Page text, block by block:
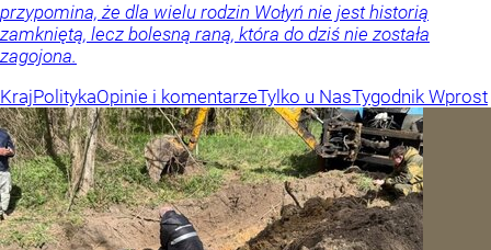
przypomina, że dla wielu rodzin Wołyń nie jest historią
zamkniętą, lecz bolesną raną, która do dziś nie została
zagojona.
KrajPolitykaOpinie i komentarzeTylko u NasTygodnik Wprost